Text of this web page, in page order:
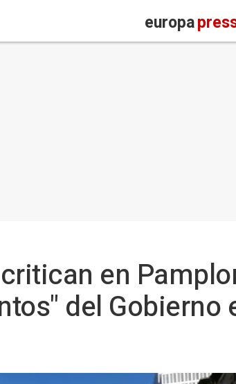
europa
en
del Gobierno